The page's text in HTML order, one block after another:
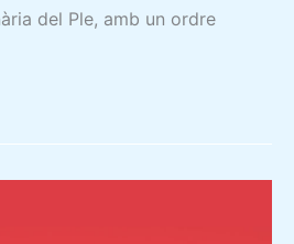
del Ple, amb un ordre